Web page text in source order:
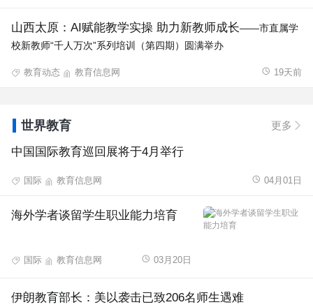
山西太原：AI赋能教学实操 助力新教师成长——市直属学
校新教师“千人万次”系列培训（第四期）圆满举办
教育动态 教育信息网 19天前
世界教育 更多
中国国际教育巡回展将于4月举行
国际 教育信息网 04月01日
海外学者谈留学生职业能力培育
国际 教育信息网 03月20日
伊朗教育部长：美以袭击已致206名师生遇难